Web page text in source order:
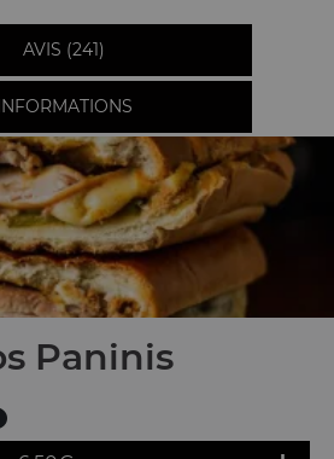
AVIS (241)
Paninis